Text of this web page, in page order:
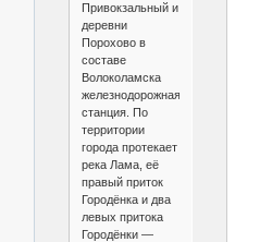
Привокзальный и
деревни
Порохово в
составе
Волоколамска
железнодорожная
станция. По
территории
города протекает
река Лама, её
правый приток
Городёнка и два
левых притока
Городёнки —